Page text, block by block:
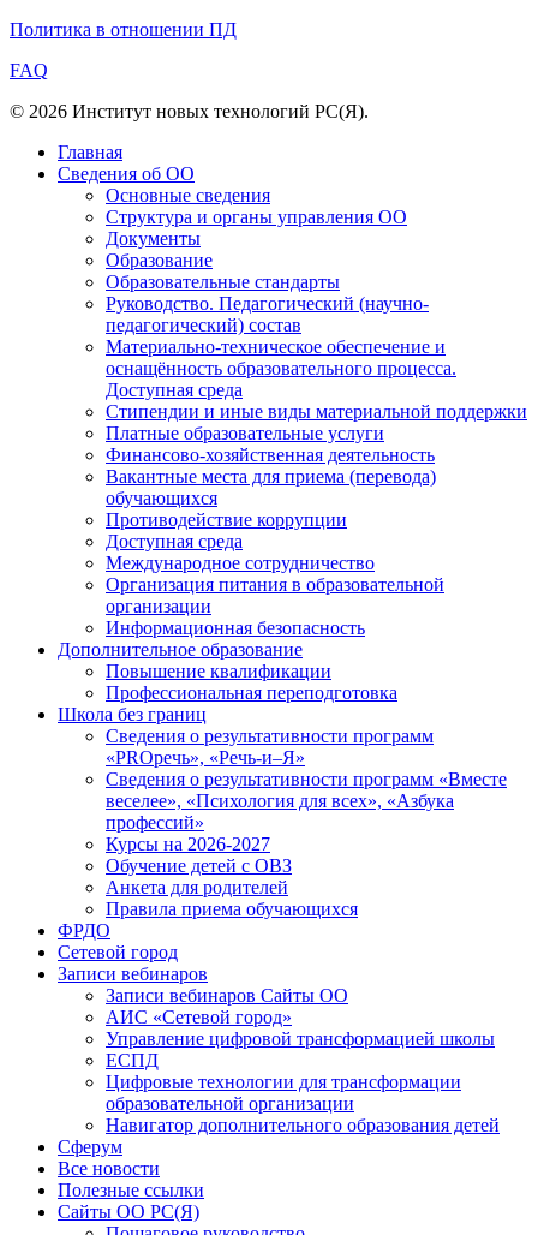
Политика в отношении ПД
FAQ
© 2026 Институт новых технологий РС(Я).
Главная
Сведения об ОО
Основные сведения
Структура и органы управления ОО
Документы
Образование
Образовательные стандарты
Руководство. Педагогический (научно-
педагогический) состав
Материально-техническое обеспечение и
оснащённость образовательного процесса.
Доступная среда
Стипендии и иные виды материальной поддержки
Платные образовательные услуги
Финансово-хозяйственная деятельность
Вакантные места для приема (перевода)
обучающихся
Противодействие коррупции
Доступная среда
Международное сотрудничество
Организация питания в образовательной
организации
Информационная безопасность
Дополнительное образование
Повышение квалификации
Профессиональная переподготовка
Школа без границ
Сведения о результативности программ
«PROречь», «Речь-и–Я»
Сведения о результативности программ «Вместе
веселее», «Психология для всех», «Азбука
профессий»
Курсы на 2026-2027
Обучение детей с ОВЗ
Анкета для родителей
Правила приема обучающихся
ФРДО
Сетевой город
Записи вебинаров
Записи вебинаров Сайты ОО
АИС «Сетевой город»
Управление цифровой трансформацией школы
ЕСПД
Цифровые технологии для трансформации
образовательной организации
Навигатор дополнительного образования детей
Сферум
Все новости
Полезные ссылки
Сайты ОО РС(Я)